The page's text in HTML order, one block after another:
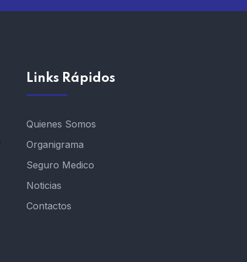
Links Rápidos
Quienes Somos
Organigrama
Seguro Medico
Noticias
Contactos